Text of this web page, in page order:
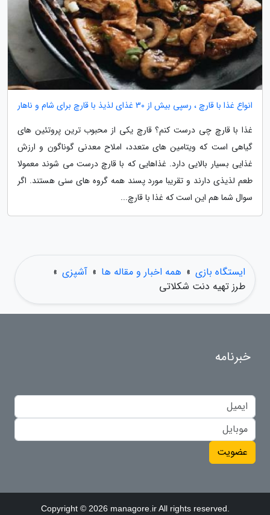
انواع غذا با قارچ ، رسپی بیش از 30 غذای لذیذ با قارچ برای شام و ناهار
غذا با قارچ چی درست کنم؟ قارچ یکی از محبوب ترین پروتئین های
گیاهی است که ویتامین های متعدد، املاح معدنی گوناگون و ارزش
غذایی بسیار بالایی دارد. غذاهایی که با قارچ درست می شوند معمولا
طعم لذیذی دارند و تقریبا مورد پسند همه گروه های سنی هستند. اگر
سوال شما هم این است که غذا با قارچ...
ایستگاه بازی » همه اخبار و مقاله ها » آشپزی »
طرز تهیه دنت شکلاتی
خبرنامه
عضویت
Copyright © 2026 managore.ir All rights reserved.